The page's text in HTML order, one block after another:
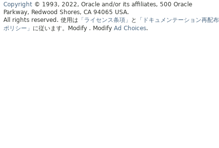
Copyright © 1993, 2022, Oracle and/or its affiliates, 500 Oracle
Parkway, Redwood Shores, CA 94065 USA.
All rights reserved. 使用は 「ライセンス条項」 と
「ドキュメンテーション再配布
ポリシー」 に従います。 Modify . Modify Ad Choices.